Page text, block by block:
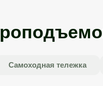
Самоходная тележка